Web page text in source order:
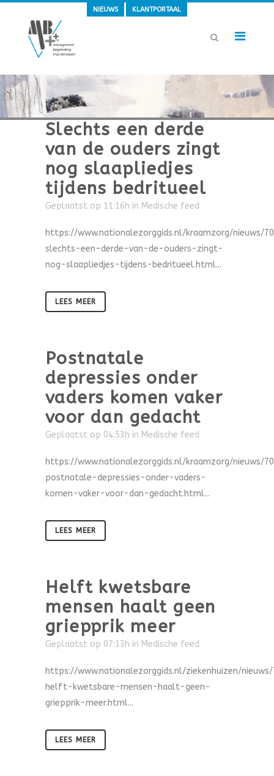
NIEUWS KLANTPORTAAL
Slechts een derde
van de ouders zingt
nog slaapliedjes
tijdens bedritueel
Geplaatst op 11:16h in Medische feed
https://www.nationalezorggids.nl/kraamzorg/nieuws/
slechts-een-derde-van-de-ouders-zingt-
nog-slaapliedjes-tijdens-bedritueel.html...
LEES MEER
Postnatale
depressies onder
vaders komen vaker
voor dan gedacht
Geplaatst op 04:53h in Medische feed
https://www.nationalezorggids.nl/kraamzorg/nieuws/
postnatale-depressies-onder-vaders-
komen-vaker-voor-dan-gedacht.html...
LEES MEER
Helft kwetsbare
mensen haalt geen
griepprik meer
Geplaatst op 07:13h in Medische feed
https://www.nationalezorggids.nl/ziekenhuizen/
helft-kwetsbare-mensen-haalt-geen-
griepprik-meer.html...
LEES MEER